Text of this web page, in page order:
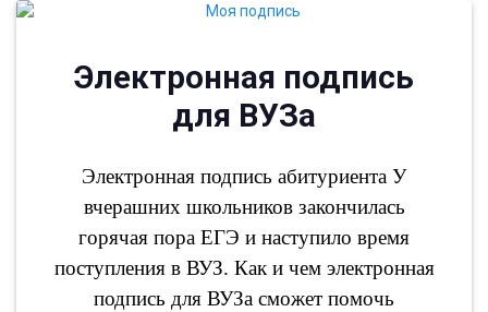
Электронная подпись
для ВУЗа
Электронная подпись абитуриента У
вчерашних школьников закончилась
горячая пора ЕГЭ и наступило время
поступления в ВУЗ. Как и чем электронная
подпись для ВУЗа сможет помочь